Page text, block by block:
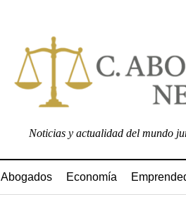
Noticias y actualidad del mundo
Abogados Economía